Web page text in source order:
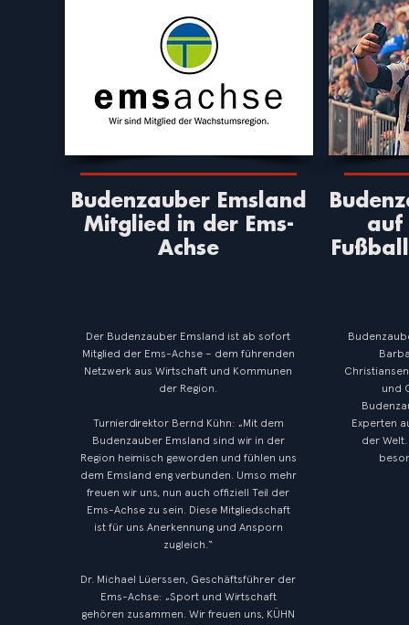
Budenzauber Emsland
Mitglied in der Ems-
Achse
Der Budenzauber Emsland ist ab sofort
Mitglied der Ems-Achse – dem führenden
Netzwerk aus Wirtschaft und Kommunen
der Region.
Turnierdirektor Bernd Kühn: „Mit dem
Budenzauber Emsland sind wir in der
Region heimisch geworden und fühlen uns
dem Emsland eng verbunden. Umso mehr
freuen wir uns, nun auch offiziell Teil der
Ems-Achse zu sein. Diese Mitgliedschaft
ist für uns Anerkennung und Ansporn
zugleich.“
Dr. Michael Lüerssen, Geschäftsführer der
Ems-Achse: „Sport und Wirtschaft
gehören zusammen. Wir freuen uns, KÜHN
auf
und
Experten
der